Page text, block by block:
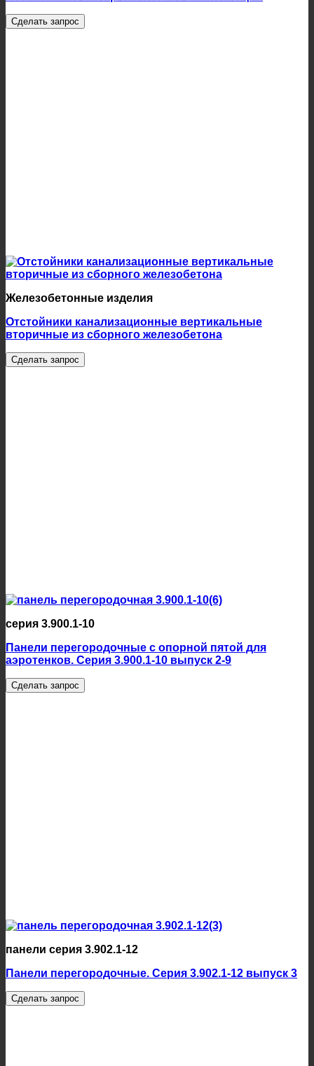
Сделать запрос
Железобетонные изделия
Отстойники канализационные вертикальные
вторичные из сборного железобетона
Сделать запрос
серия 3.900.1-10
Панели перегородочные с опорной пятой для
аэротенков. Серия 3.900.1-10 выпуск 2-9
Сделать запрос
панели серия 3.902.1-12
Панели перегородочные. Серия 3.902.1-12 выпуск 3
Сделать запрос